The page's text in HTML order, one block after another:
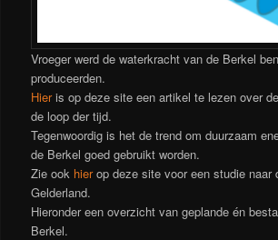
Vroeger werd de waterkracht van de Berkel
produceerden.
Hieris op deze site een artikel te lezen over
de loop der tijd.
Tegenwoordig is het de trend om duurzaam
de Berkel goed gebruikt worden.
Zie ook hierop deze site voor een studie naar
Gelderland.
Hieronder een overzicht van geplande én
Berkel.